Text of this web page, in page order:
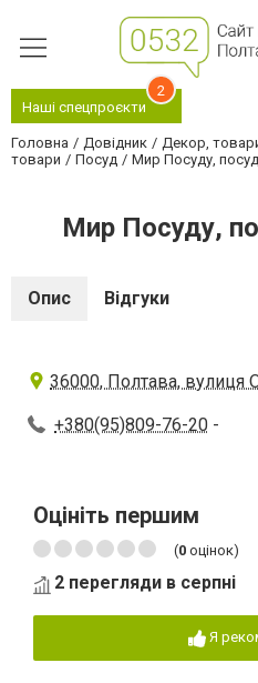
Наші спецпроєкти
2
Головна Довідник
Декор,
товари
Посуд Мир Посуду,
Мир Посуду,
Опис Відгуки
36000, Полтава, вулиця
+380(95)809-76-20 -
Оцініть першим
(0 оцінок)
2 перегляди в серпні
Я